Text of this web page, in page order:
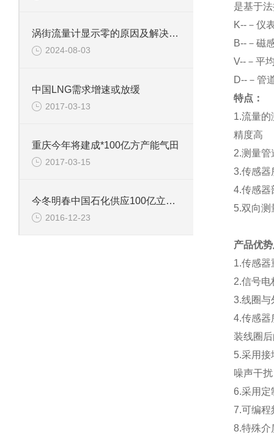
涡街流量计显示零的原因及解决方法有哪些
2024-08-03
中国LNG需求增速或放缓
2017-03-13
重庆今年将建成*100亿方产能气田
2017-03-15
今冬明春中国石化供应100亿立方米天然气
2016-12-23
是基于
K--－仪
B--－磁
V--－平
D--－管
特点：
1.流量的
精度高
2.测量管
3.传感器
4.传感器
5.双向测
产品优
1.传感器
2.信号电
3.线圈与
4.传感器
装线圈
5.采用接
噪声干
6.采用
7.可编程
8.特殊介